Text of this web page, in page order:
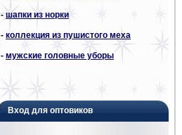
-шапки из норки
- коллекция из пушистого меха
- мужские головные уборы
Вход для оптовиков